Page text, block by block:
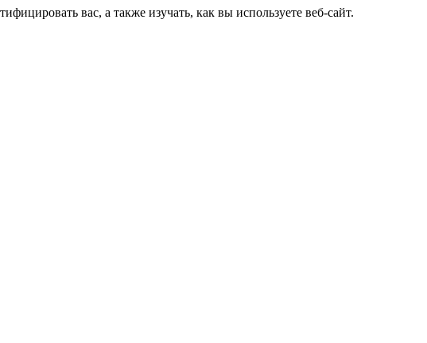
вас, а также изучать, как вы используете веб-сайт.